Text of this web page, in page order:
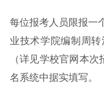
每位报考人员限报一
业技术学院编制周
（详见学校官网本
名系统中据实填写。